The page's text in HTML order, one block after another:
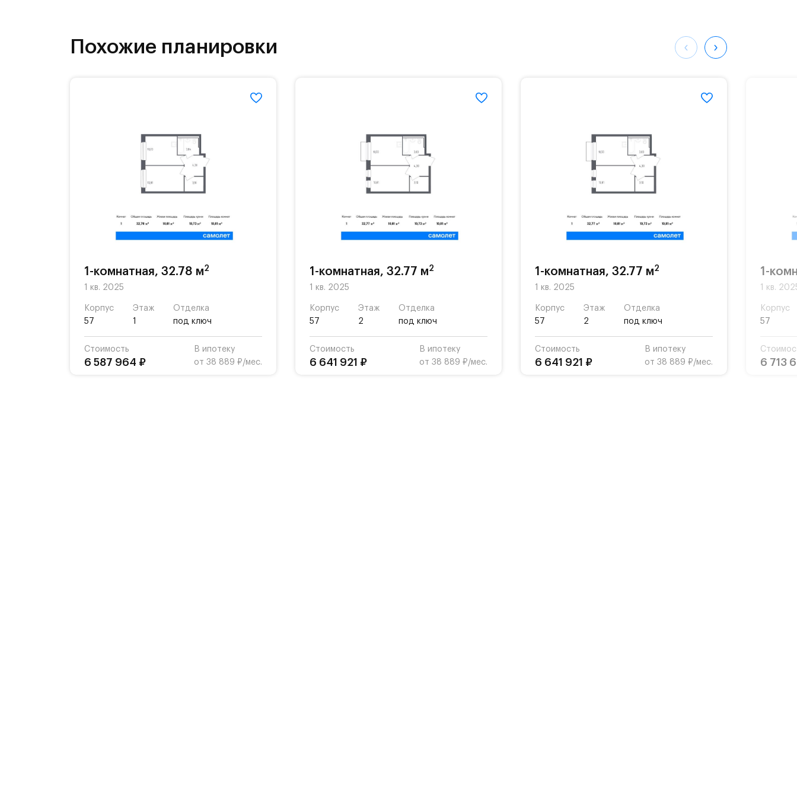
На территории квартала возведут детский сад и школу. Также для наиболее одарённых
Для автомобилистов — закрытые озеленённые парковки.
Похожие планировки
1-комнатная, 32.78 м2
1 кв. 2025
Корпус
57
Этаж
1
Отделка
под ключ
Стоимость
6 587 964 ₽
В ипотеку
от 38 889 ₽/мес.
1-комнатная, 32.77 м2
1 кв. 2025
Корпус
57
Этаж
2
Отделка
под ключ
Стоимость
6 641 921 ₽
В ипотеку
от 38 889 ₽/мес.
1-комнатная, 32.77 м2
1 кв. 2025
Корпус
57
Этаж
2
Отделка
под ключ
Стоимость
6 641 921 ₽
В ипотеку
от 38 889 ₽/мес.
1-
1 кв.
Корпус
57
6 713